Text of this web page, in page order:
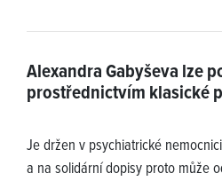
Alexandra Gabyševa lze
prostřednictvím klasické
Je držen v psychiatrické
a na solidární dopisy proto může